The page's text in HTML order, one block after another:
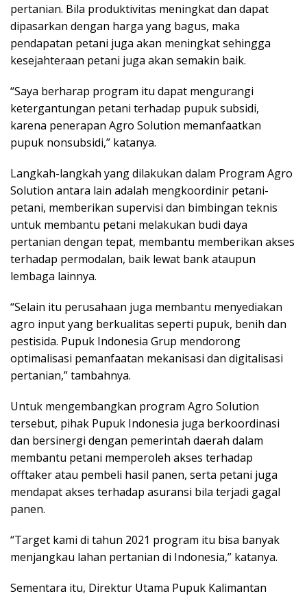
pertanian. Bila produktivitas meningkat dan dapat
dipasarkan dengan harga yang bagus, maka
pendapatan petani juga akan meningkat sehingga
kesejahteraan petani juga akan semakin baik.
“Saya berharap program itu dapat mengurangi
ketergantungan petani terhadap pupuk subsidi,
karena penerapan Agro Solution memanfaatkan
pupuk nonsubsidi,” katanya.
Langkah-langkah yang dilakukan dalam Program Agro
Solution antara lain adalah mengkoordinir petani-
petani, memberikan supervisi dan bimbingan teknis
untuk membantu petani melakukan budi daya
pertanian dengan tepat, membantu memberikan akses
terhadap permodalan, baik lewat bank ataupun
lembaga lainnya.
“Selain itu perusahaan juga membantu menyediakan
agro input yang berkualitas seperti pupuk, benih dan
pestisida. Pupuk Indonesia Grup mendorong
optimalisasi pemanfaatan mekanisasi dan digitalisasi
pertanian,” tambahnya.
Untuk mengembangkan program Agro Solution
tersebut, pihak Pupuk Indonesia juga berkoordinasi
dan bersinergi dengan pemerintah daerah dalam
membantu petani memperoleh akses terhadap
offtaker atau pembeli hasil panen, serta petani juga
mendapat akses terhadap asuransi bila terjadi gagal
panen.
“Target kami di tahun 2021 program itu bisa banyak
menjangkau lahan pertanian di Indonesia,” katanya.
Sementara itu, Direktur Utama Pupuk Kalimantan